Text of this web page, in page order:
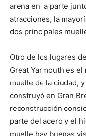
arena en la parte
atracciones, la
dos principales
Otro de los lugares
Great Yarmouth es el
muelle de la ciudad,
construyó en Gran
reconstrucción
parte del acero y el
muelle hay buenas